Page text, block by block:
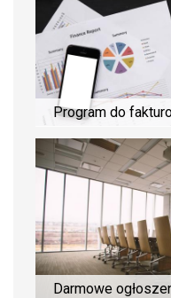
Program do
Darmowe